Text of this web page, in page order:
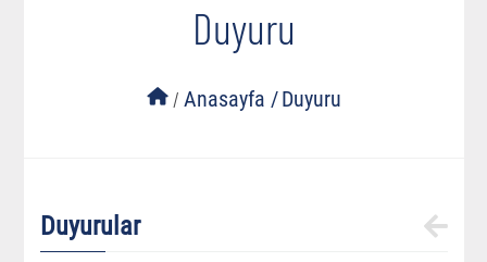
Duyuru
/ Anasayfa /Duyuru
Duyurular